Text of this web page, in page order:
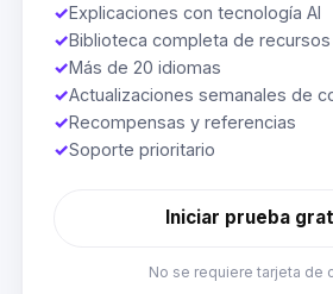
✓Explicaciones con tecnología AI
✓Biblioteca completa de recursos
✓Más de 20 idiomas
✓Actualizaciones semanales de
✓Recompensas y referencias
✓Soporte prioritario
Iniciar prueba
No se requiere tarjeta de